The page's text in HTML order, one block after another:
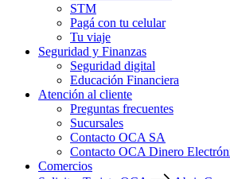
STM
Pagá con tu celular
Tu viaje
Seguridad y Finanzas
Seguridad digital
Educación Financiera
Atención al cliente
Preguntas frecuentes
Sucursales
Contacto OCA SA
Contacto OCA Dinero
Comercios